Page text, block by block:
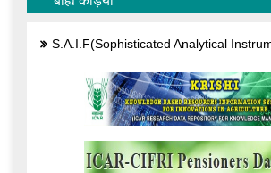
S.A.I.F(Sophisticated Analytical